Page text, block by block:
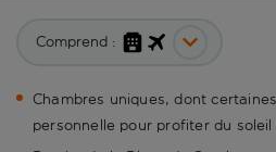
Comprend :
Chambres uniques, dont
personnelle pour profiter du soleil